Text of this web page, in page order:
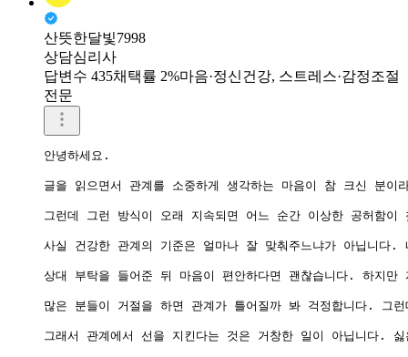
산뜻한달빛7998
상담심리사
답변수 435채택률 2%마음·정신건강, 스트레스·감정조절
전문
안녕하세요.
글을 읽으면서 관계를 소중하게 생각하는 마음이 참 크신 분
그런데 그런 방식이 오래 지속되면 어느 순간 이상한 공허함
사실 건강한 관계의 기준은 얼마나 잘 맞춰주느냐가 아닙니다
상대 부탁을 들어준 뒤 마음이 편안하다면 괜찮습니다. 하지
많은 분들이 거절을 하면 관계가 틀어질까 봐 걱정합니다. 그
그래서 관계에서 선을 지킨다는 것은 거창한 일이 아닙니다.